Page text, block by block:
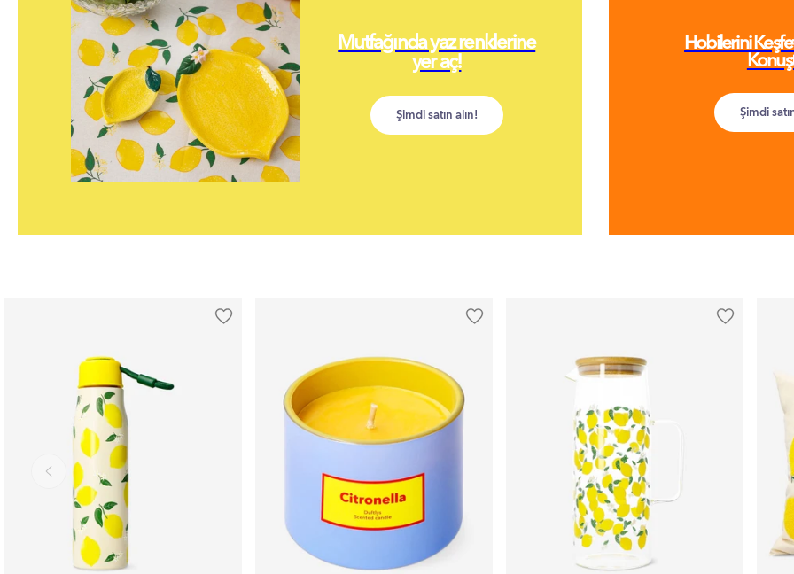
Mutfağında yaz renklerine
yer aç!
Şimdi satın alın!
Hobilerini Keşfet
Şimdi